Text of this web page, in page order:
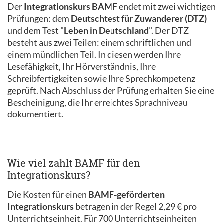
DerIntegrationskurs BAMFendet mit zwei wichtigen
Prüfungen: dem Deutschtest für Zuwanderer (DTZ)
und dem Test "Leben in Deutschland". Der DTZ
besteht aus zwei Teilen: einem schriftlichen und
einem mündlichen Teil. In diesen werden Ihre
Lesefähigkeit, Ihr Hörverständnis, Ihre
Schreibfertigkeiten sowie Ihre Sprechkompetenz
geprüft. Nach Abschluss der Prüfung erhalten Sie eine
Bescheinigung, die Ihr erreichtes Sprachniveau
dokumentiert.
Wie viel zahlt BAMF für den
Integrationskurs?
Die Kosten für einen BAMF-geförderten
Integrationskursbetragen in der Regel 2,29 € pro
Unterrichtseinheit. Für 700 Unterrichtseinheiten